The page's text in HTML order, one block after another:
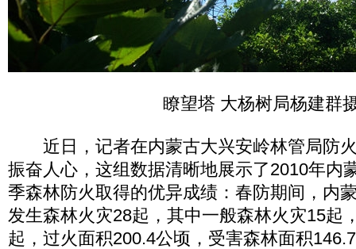
瞭望塔 大杨树局杨建群
近日，记者在内蒙古大兴安岭林管局防
振奋人心，这组数据清晰地展示了2010年内
季森林防火取得的优异成绩：春防期间，内
发生森林火灾28起，其中一般森林火灾15起
起，过火面积200.4公顷，受害森林面积